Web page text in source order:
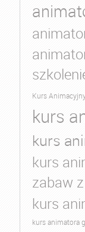
Kurs
kurs
kurs
kurs
zabaw
kurs
kurs animatora